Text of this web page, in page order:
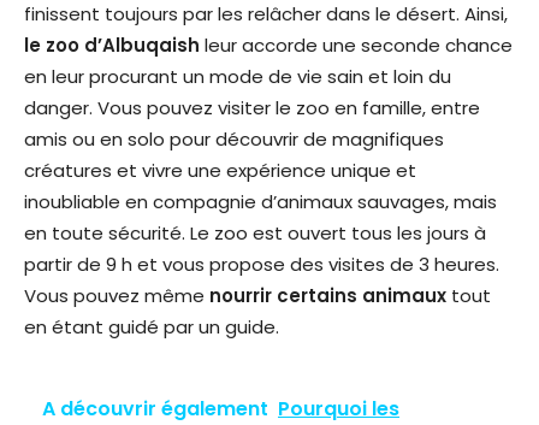
finissent toujours par les relâcher dans le désert. Ainsi,
le zoo d’Albuqaish leur accorde une seconde chance
en leur procurant un mode de vie sain et loin du
danger. Vous pouvez visiter le zoo en famille, entre
amis ou en solo pour découvrir de magnifiques
créatures et vivre une expérience unique et
inoubliable en compagnie d’animaux sauvages, mais
en toute sécurité. Le zoo est ouvert tous les jours à
partir de 9 h et vous propose des visites de 3 heures.
Vous pouvez même nourrir certains animaux tout
en étant guidé par un guide.
A découvrir également Pourquoi les